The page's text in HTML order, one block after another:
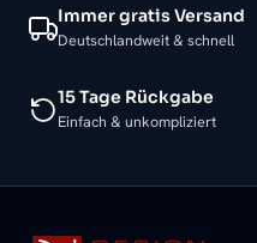
Immer gratis Versand
Deutschlandweit & schnell
15 Tage Rückgabe
Einfach & unkompliziert